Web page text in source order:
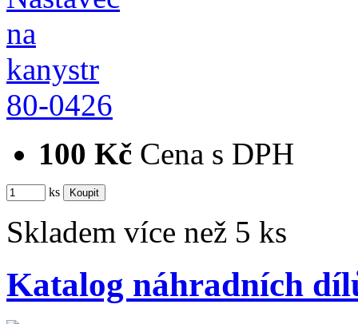
80-0426
100 Kč Cena s DPH
ks
Skladem více než 5 ks
Katalog náhradních